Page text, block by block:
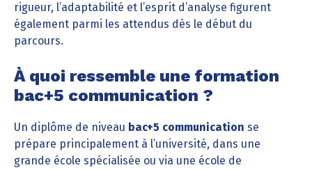
rigueur, l’adaptabilité et l’esprit d’analyse figurent
également parmi les attendus dès le début du
parcours.
À quoi ressemble une formation
bac+5 communication ?
Un diplôme de niveau bac+5 communication se
prépare principalement à l’université, dans une
grande école spécialisée ou via une école de